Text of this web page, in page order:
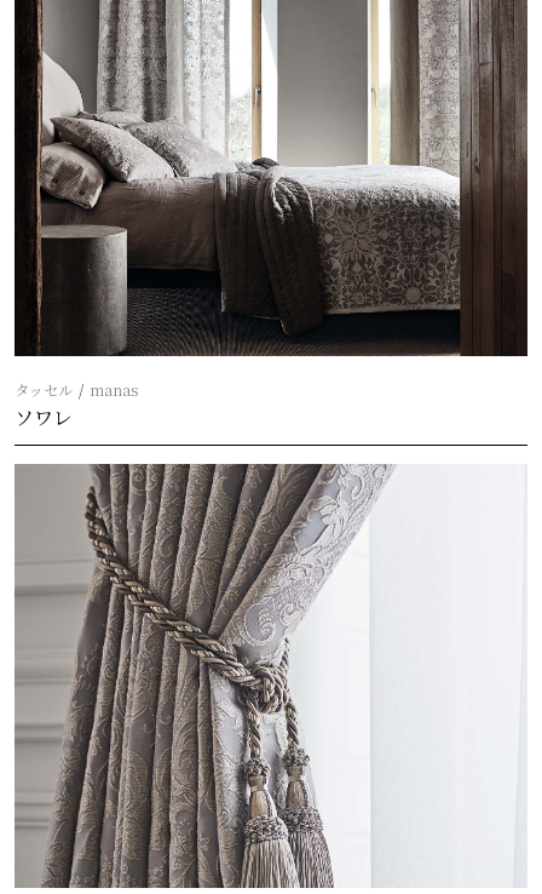
タッセル manas
ソワレ